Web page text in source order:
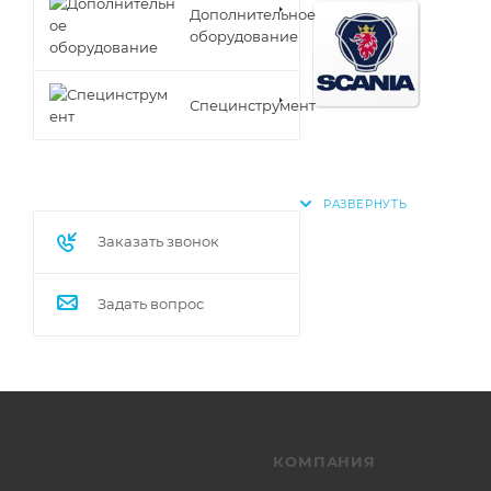
Дополнительное
оборудование
Специнструмент
Заказать звонок
Задать вопрос
КОМПАНИЯ